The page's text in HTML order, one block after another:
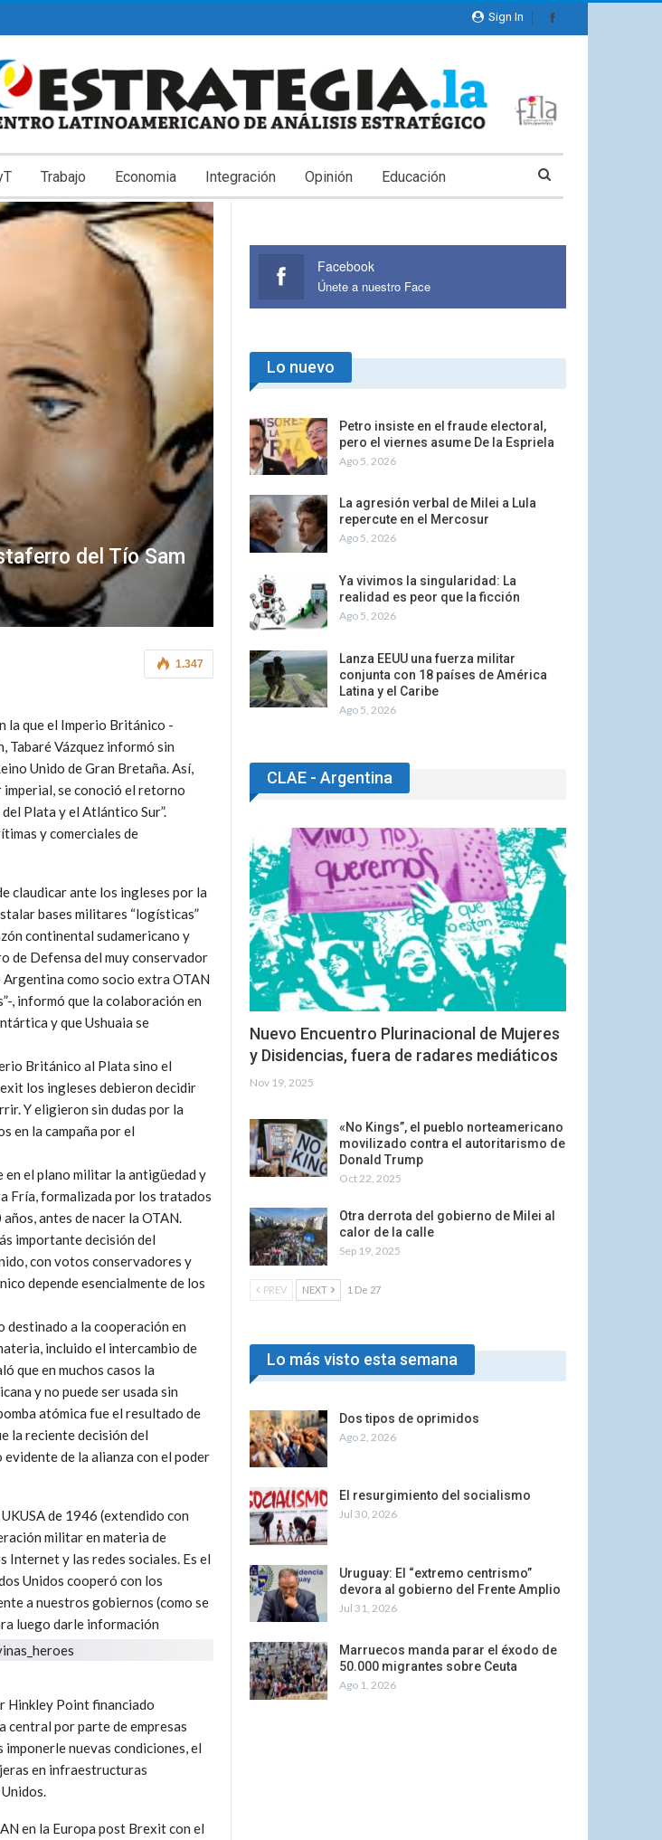
Sign In
Trabajo Economia Integración Opinión Educación
del Tío Sam
1.347
la que el Imperio Británico -
Tabaré Vázquez informó sin
Unido de Gran Bretaña.Así,
imperial, se conoció el retorno
Plata y el Atlántico Sur”.
y comerciales de
claudicar ante los ingleses por la
bases militares “logísticas”
continental sudamericano y
de Defensa del muy conservador
como socio extra OTAN
, informó que la colaboración en
y que Ushuaia se
Británico al Plata sino el
los ingleses debieron decidir
Y eligieron sin dudas por la
en la campaña por el
en el plano militar la antigüedad y
Fría, formalizada por los tratados
antes de nacer la OTAN.
importante decisión del
con votos conservadores y
depende esencialmente de los
destinado a la cooperación en
incluido el intercambio de
que en muchos casos la
y no puede ser usada sin
atómica fue el resultado de
la reciente decisión del
de la alianza con el poder
de 1946 (extendido con
militar en materia de
Internet y las redes sociales. Es el
Unidos cooperó con los
a nuestros gobiernos (como se
luego darle información
Hinkley Point financiado
central por parte de empresas
nuevas condiciones, el
en infraestructuras
en la Europa post Brexit con el
Facebook
Únete a nuestro Face
Lo nuevo
Petro insiste en el fraude electoral,
pero el viernes asume De la Espriela
Ago 5, 2026
La agresión verbal de Milei a Lula
repercute en el Mercosur
Ago 5, 2026
Ya vivimos la singularidad: La
realidad es peor que la ficción
Ago 5, 2026
Lanza EEUU una fuerza militar
conjunta con 18 países de América
Latina y el Caribe
Ago 5, 2026
CLAE - Argentina
Nuevo Encuentro Plurinacional de Mujeres
y Disidencias, fuera de radares mediáticos
Nov 19, 2025
«No Kings”, el pueblo norteamericano
movilizado contra el autoritarismo de
Donald Trump
Oct 22, 2025
Otra derrota del gobierno de Milei al
calor de la calle
Sep 19, 2025
PREV NEXT 1 De 27
Lo más visto esta semana
Dos tipos de oprimidos
Ago 2, 2026
El resurgimiento del socialismo
Jul 30, 2026
Uruguay: El “extremo centrismo”
devora al gobierno del Frente Amplio
Jul 31, 2026
Marruecos manda parar el éxodo de
50.000 migrantes sobre Ceuta
Ago 1, 2026